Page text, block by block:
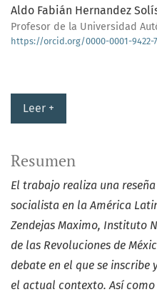
Aldo Fabián Hernandez
Profesor de la Universidad
https://orcid.org/0000-0001-9422-
Leer +
Resumen
El trabajo realiza una
socialista en la América
Zendejas Maximo, Instituto
de las Revoluciones de
debate en el que se
el actual contexto. Así